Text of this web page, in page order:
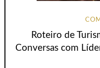
Roteiro de
Conversas com